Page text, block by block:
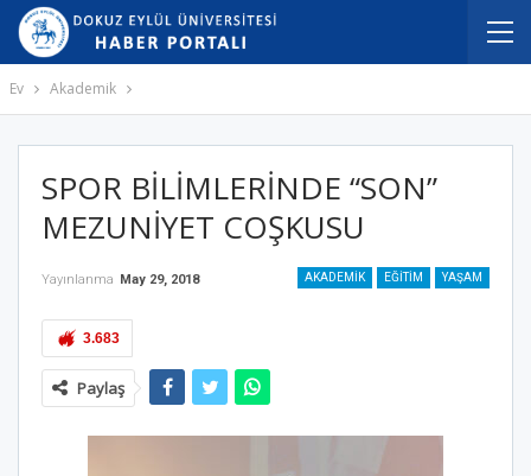
Ev Akademik
SPOR BİLİMLERİNDE “SON”
MEZUNİYET COŞKUSU
AKADEMIK EĞITIM YAŞAM
Yayınlanma May 29, 2018
3.683
Paylaş